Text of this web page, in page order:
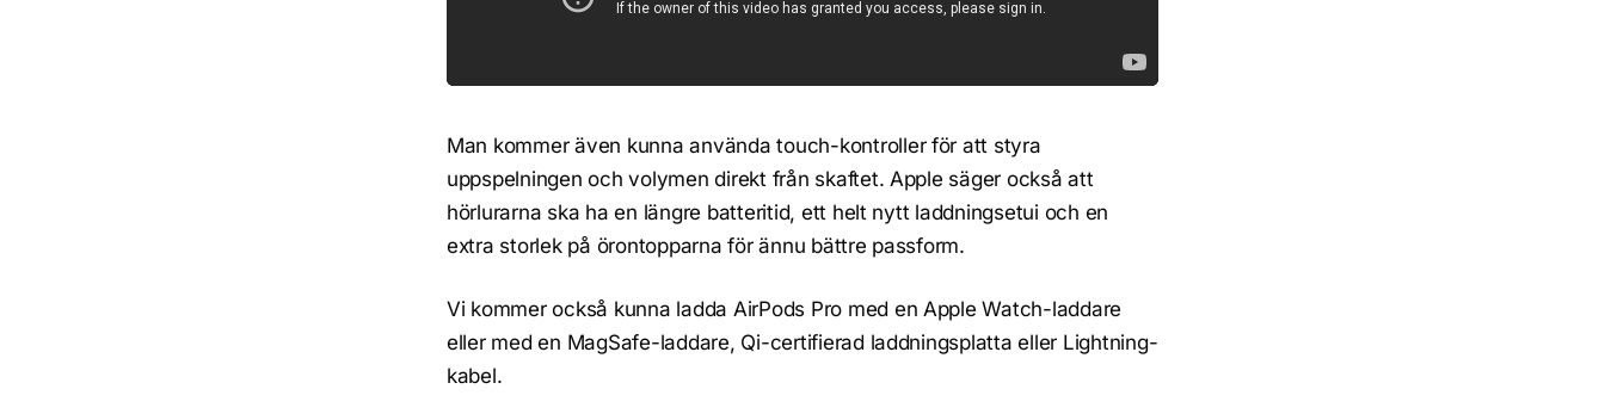
Man kommer även kunna använda touch-kontroller för att styra
uppspelningen och volymen direkt från skaftet. Apple säger också att
hörlurarna ska ha en längre batteritid, ett helt nytt laddningsetui och en
extra storlek på örontopparna för ännu bättre passform.
Vi kommer också kunna ladda AirPods Pro med en Apple Watch-laddare
eller med en MagSafe-laddare, Qi-certifierad laddningsplatta eller Lightning-
kabel.